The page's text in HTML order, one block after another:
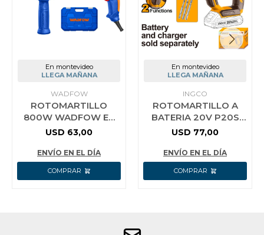
En montevideo
LLEGA MAÑANA
WADFOW
ROTOMARTILLO
800W WADFOW EN
VALIJA PLASTICA
USD 63,00
ENVÍO EN EL DÍA
En montevideo
LLEGA MAÑANA
INGCO
ROTOMARTILLO A
BATERIA 20V P20S
16MM 2 FUNCIONES
INGCO CRHLI201
USD 77,00
ENVÍO EN EL DÍA